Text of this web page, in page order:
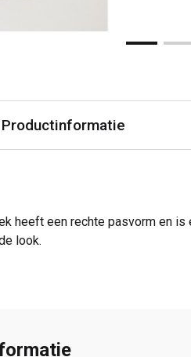
Productinformatie
heeft een rechte pasvorm en
look.